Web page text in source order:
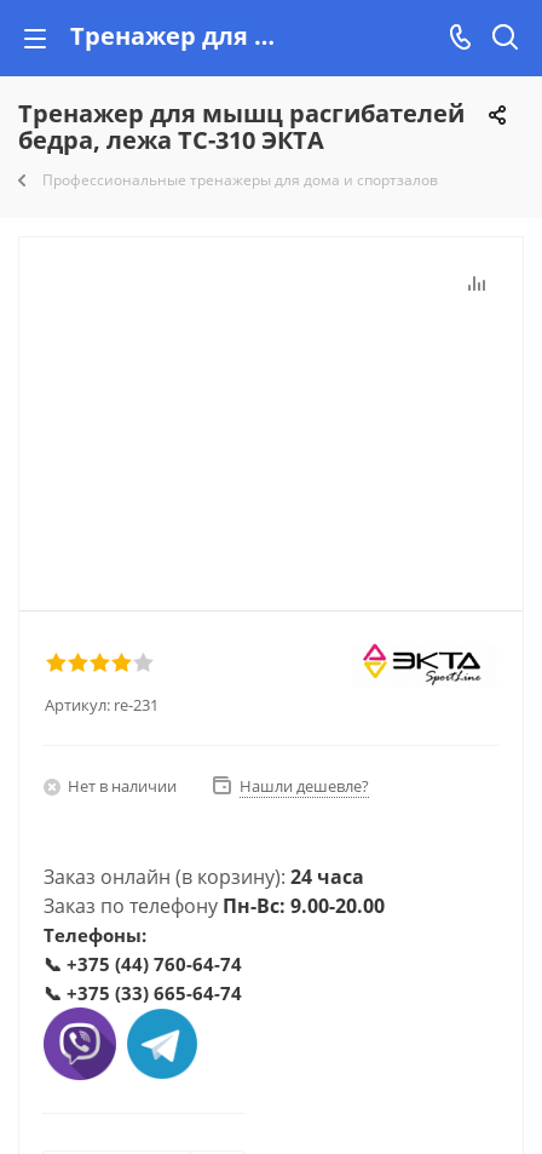
Тренажер для мышц расгибателей бедра, лежа ТС-310 ЭКТА купить недорого на Vishop.by, рассрочка!
Тренажер для мышц расгибателей
бедра, лежа ТС-310 ЭКТА
Профессиональные тренажеры для дома и спортзалов
Артикул: re-231
Нет в наличии Нашли дешевле?
Заказ онлайн (в корзину): 24 часа
Заказ по телефону Пн-Вс: 9.00-20.00
Телефоны:
📞 +375 (44) 760-64-74
📞 +375 (33) 665-64-74